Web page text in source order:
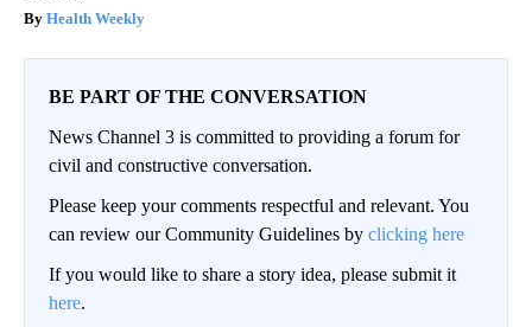
Health Weekly
BE PART OF THE CONVERSATION
News Channel 3 is committed to providing a forum for
civil and constructive conversation.
Please keep your comments respectful and relevant. You
can review our Community Guidelines by clicking here
If you would like to share a story idea, please submit it
here.